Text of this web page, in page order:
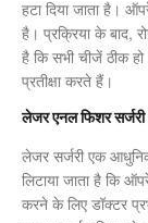
हटा दिया जाता है।
है। प्रक्रिया के बाद,
है कि सभी चीजें ठीक
प्रतीक्षा करते हैं।
लेजर एनल फिशर सर्जरी
लेजर सर्जरी एक
लिटाया जाता है कि
करने के लिए डॉक्टर